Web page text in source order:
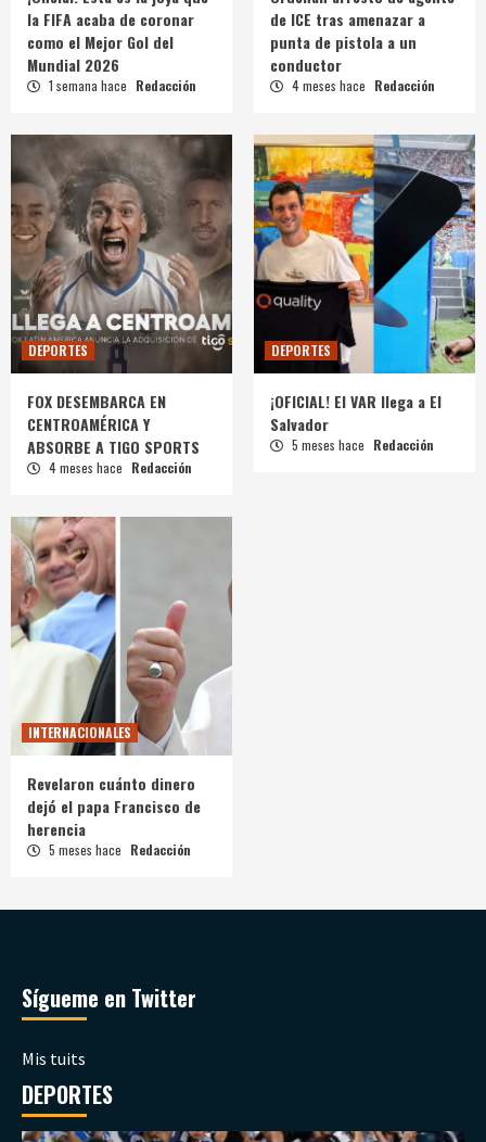
la FIFA acaba de coronar
como el Mejor Gol del
Mundial 2026
1 semana hace Redacción
de ICE tras amenazar a
punta de pistola a un
conductor
4 meses hace Redacción
DEPORTES
FOX DESEMBARCA EN
CENTROAMÉRICA Y
ABSORBE A TIGO SPORTS
4 meses hace Redacción
DEPORTES
¡OFICIAL! El VAR llega a El
Salvador
5 meses hace Redacción
INTERNACIONALES
Revelaron cuánto dinero
dejó el papa Francisco de
herencia
5 meses hace Redacción
Sígueme en Twitter
Mis tuits
DEPORTES